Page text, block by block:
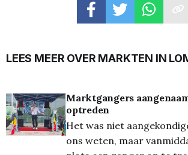
LEES MEER OVER MARKTEN IN
Marktgangers
optreden
Het was niet
ons weten, maar